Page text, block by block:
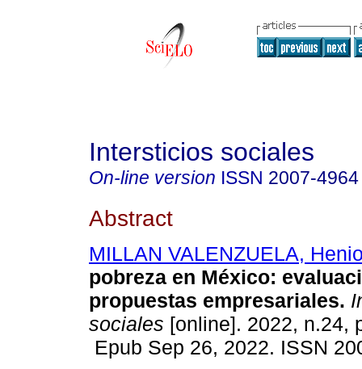
Intersticios sociales
On-line version ISSN 2007-4964
Abstract
MILLAN VALENZUELA,
pobreza en México:
propuestas empresariales.
sociales [online]. 2022, n.24,
Epub Sep 26, 2022. ISSN